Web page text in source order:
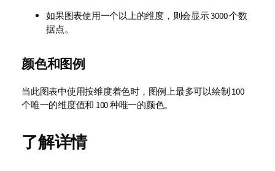
如果图表使用一个以上的维度，则会显示 3000 个数
据点。
颜色和图例
当此图表中使用按维度着色时，图例上最多可以绘制 100
个唯一的维度值和 100 种唯一的颜色。
了解详情